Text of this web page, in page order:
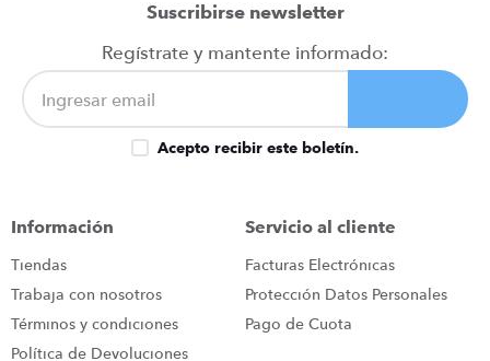
Suscribirse newsletter
Regístrate y mantente informado:
Acepto recibir este boletín.
Información
Tiendas
Trabaja con nosotros
Términos y condiciones
Política de Devoluciones
Servicio al cliente
Facturas Electrónicas
Protección Datos Personales
Pago de Cuota